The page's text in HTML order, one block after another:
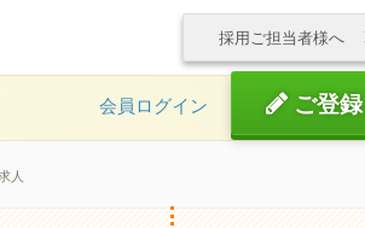
採用ご担当者様へ
会員ログイン ご登録
人